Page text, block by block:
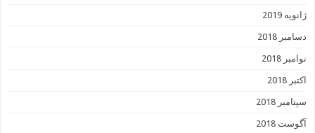
ژانویه 2019
دسامبر 2018
نوامبر 2018
اکتبر 2018
سپتامبر 2018
آگوست 2018